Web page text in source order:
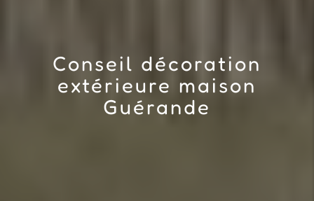
Conseil décoration
extérieure maison
Guérande